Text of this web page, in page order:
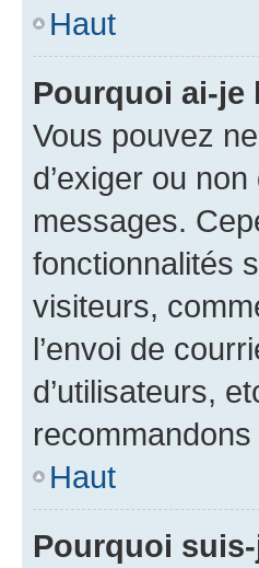
Haut
Pourquoi ai-je
Vous pouvez
d’exiger ou
messages.
fonctionnalités
visiteurs,
l’envoi de
d’utilisateurs,
Haut
Pourquoi